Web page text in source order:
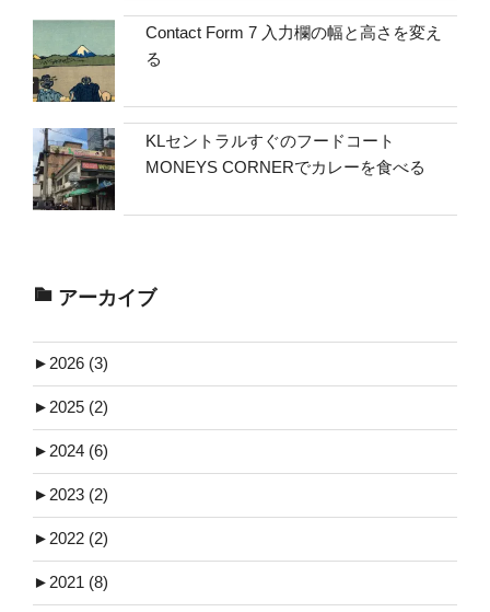
Contact Form 7 入力欄の幅と高さを変え
る
KLセントラルすぐのフードコート
MONEYS CORNERでカレーを食べる
アーカイブ
► 2026 (3)
► 2025 (2)
► 2024 (6)
► 2023 (2)
► 2022 (2)
► 2021 (8)